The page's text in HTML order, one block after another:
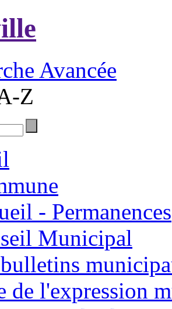
Avancée
Z
- Permanences
Municipal
de l'expression